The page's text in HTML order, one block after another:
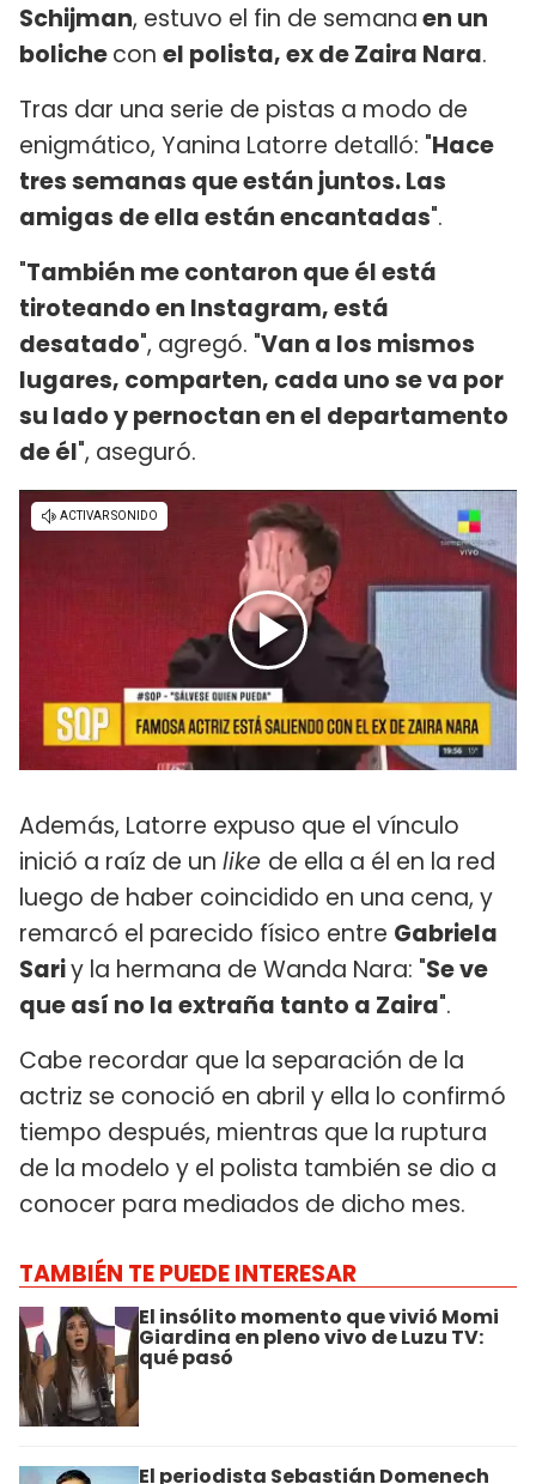
Schijman, estuvo el fin de semanaen un
bolichecon el polista, ex de Zaira Nara.
Tras dar una serie de pistas a modo de
enigmático, Yanina Latorre detalló: "Hace
tres semanas que están juntos. Las
amigas de ella están encantadas".
"También me contaron que él está
tiroteando en Instagram, está
desatado", agregó. "Van a los mismos
lugares, comparten, cada uno se va por
su lado y pernoctan en el departamento
de él", aseguró.
Además, Latorre expuso que el vínculo
inició a raíz de un like de ella a él en la red
luego de haber coincidido en una cena, y
remarcó el parecido físico entre Gabriela
Sariy la hermana de Wanda Nara: "Se ve
que así no la extraña tanto a Zaira".
Cabe recordar que la separación de la
actriz se conoció en abril y ella lo confirmó
tiempo después, mientras que la ruptura
de la modelo y el polista también se dio a
conocer para mediados de dicho mes.
TAMBIÉN TE PUEDE INTERESAR
El insólito momento que vivió Momi
Giardina en pleno vivo de Luzu TV:
qué pasó
El periodista Sebastián Domenech